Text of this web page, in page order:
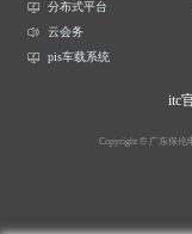
分布式平台
云会务
pis车载系统
itc
Copyright © 广东保伦